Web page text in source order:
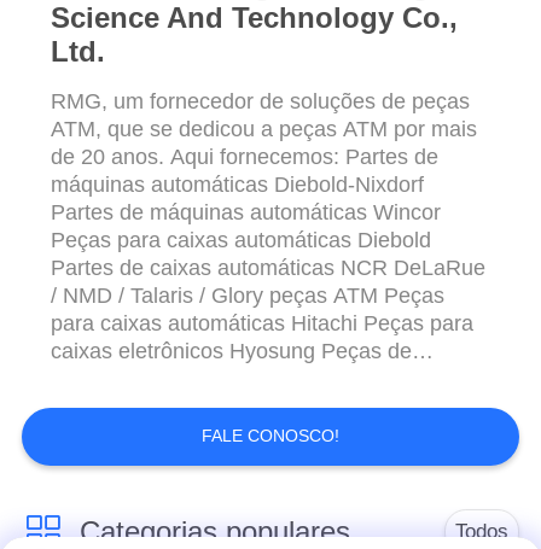
Science And Technology Co.,
Ltd.
RMG, um fornecedor de soluções de peças
ATM, que se dedicou a peças ATM por mais
de 20 anos. Aqui fornecemos: Partes de
máquinas automáticas Diebold-Nixdorf
Partes de máquinas automáticas Wincor
Peças para caixas automáticas Diebold
Partes de caixas automáticas NCR DeLaRue
/ NMD / Talaris / Glory peças ATM Peças
para caixas automáticas Hitachi Peças para
caixas eletrônicos Hyosung Peças de
automáticas OKI Partes de caixas
automáticos da Fujitsu
CPI/MEI/CashCode/Money Contorls peças
equipamento de pagamento JCM Servi...
FALE CONOSCO!
Categorias populares Todos